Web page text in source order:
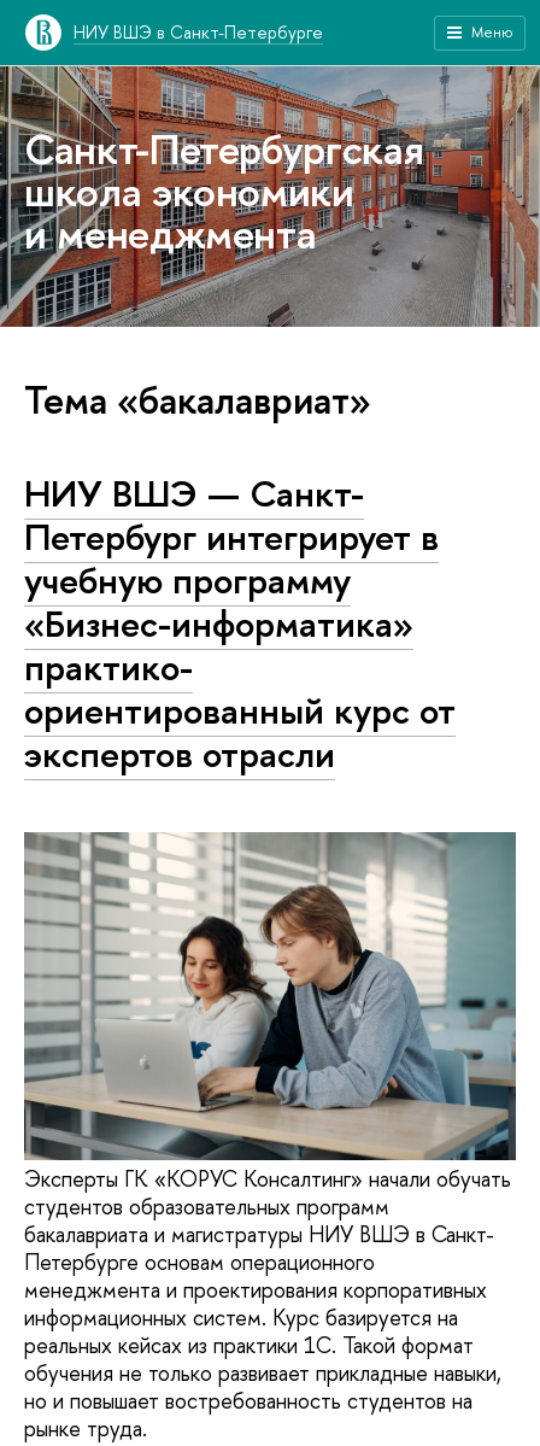
НИУ ВШЭ в Санкт-Петербурге Меню
Санкт-Петербургская
школа экономики
и менеджмента
Тема «бакалавриат»
НИУ ВШЭ — Санкт-
Петербург интегрирует в
учебную программу
«Бизнес-информатика»
практико-
ориентированный курс от
экспертов отрасли
Эксперты ГК «КОРУС Консалтинг» начали обучать
студентов образовательных программ
бакалавриата и магистратуры НИУ ВШЭ в Санкт-
Петербурге основам операционного
менеджмента и проектирования корпоративных
информационных систем. Курс базируется на
реальных кейсах из практики 1С. Такой формат
обучения не только развивает прикладные навыки,
но и повышает востребованность студентов на
рынке труда.